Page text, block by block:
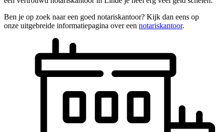
Ben je op zoek naar een goed notariskantoor? Kijk dan eens op
onze uitgebreide informatiepagina over een notariskantoor.